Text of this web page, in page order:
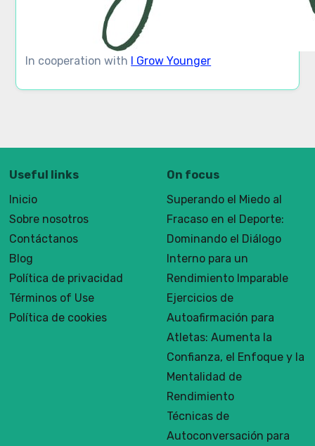
In cooperation with I Grow Younger
Useful links
Inicio
Sobre nosotros
Contáctanos
Blog
Política de privacidad
Términos of Use
Política de cookies
On focus
Superando el Miedo al
Fracaso en el Deporte:
Dominando el Diálogo
Interno para un
Rendimiento Imparable
Ejercicios de
Autoafirmación para
Atletas: Aumenta la
Confianza, el Enfoque y la
Mentalidad de
Rendimiento
Técnicas de
Autoconversación para